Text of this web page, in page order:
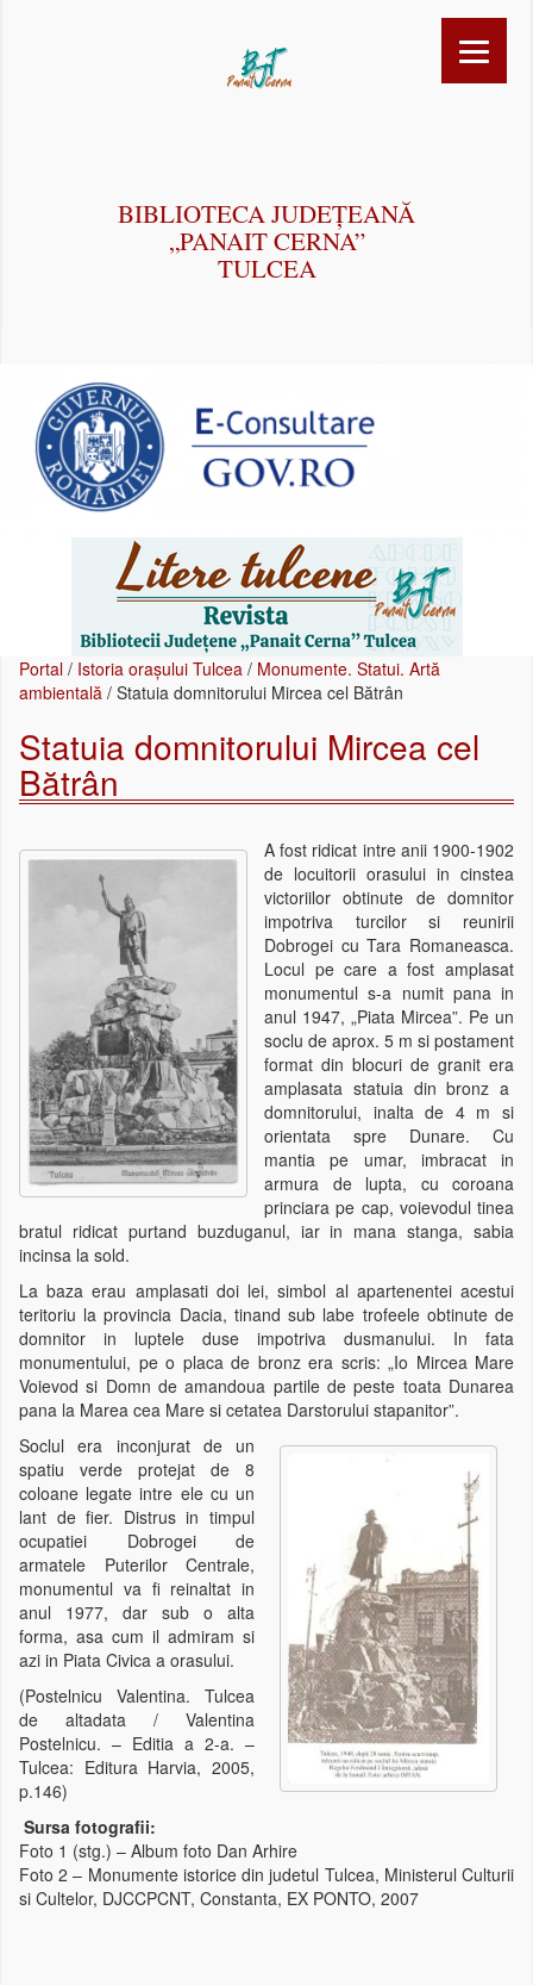
BIBLIOTECA JUDEȚEANĂ
„PANAIT CERNA”
TULCEA
Portal / Istoria orașului Tulcea / Monumente. Statui. Artă
ambientală / Statuia domnitorului Mircea cel Bătrân
Statuia domnitorului Mircea cel
Bătrân
A fost ridicat intre anii 1900-1902
de locuitorii orasului in cinstea
victoriilor obtinute de domnitor
impotriva turcilor si reunirii
Dobrogei cu Tara Romaneasca.
Locul pe care a fost amplasat
monumentul s-a numit pana in
anul 1947, „Piata Mircea”. Pe un
soclu de aprox. 5 m si postament
format din blocuri de granit era
amplasata statuia din bronz a
domnitorului, inalta de 4 m si
orientata spre Dunare. Cu
mantia pe umar, imbracat in
armura de lupta, cu coroana
princiara pe cap, voievodul tinea
bratul ridicat purtand buzduganul, iar in mana stanga, sabia
incinsa la sold.
La baza erau amplasati doi lei, simbol al apartenentei acestui
teritoriu la provincia Dacia, tinand sub labe trofeele obtinute de
domnitor in luptele duse impotriva dusmanului. In fata
monumentului, pe o placa de bronz era scris: „Io Mircea Mare
Voievod si Domn de amandoua partile de peste toata Dunarea
pana la Marea cea Mare si cetatea Darstorului stapanitor”.
Soclul era inconjurat de un
spatiu verde protejat de 8
coloane legate intre ele cu un
lant de fier. Distrus in timpul
ocupatiei Dobrogei de
armatele Puterilor Centrale,
monumentul va fi reinaltat in
anul 1977, dar sub o alta
forma, asa cum il admiram si
azi in Piata Civica a orasului.
(Postelnicu Valentina. Tulcea
de altadata / Valentina
Postelnicu. – Editia a 2-a. –
Tulcea: Editura Harvia, 2005,
p.146)
Sursa fotografii:
Foto 1 (stg.) – Album foto Dan Arhire
Foto 2 – Monumente istorice din judetul Tulcea, Ministerul Culturii
si Cultelor, DJCCPCNT, Constanta, EX PONTO, 2007